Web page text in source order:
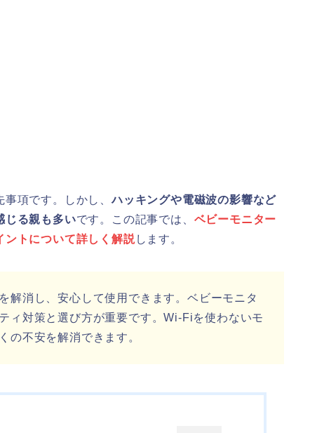
事項です。しかし、ハッキングや電磁波の影響など
じる親も多いです。この記事では、 ベビーモニター
ントについて詳しく解説します。
解消し、安心して使用できます。ベビーモニタ
ィ対策と選び方が重要です。Wi-Fiを使わないモ
の不安を解消できます。